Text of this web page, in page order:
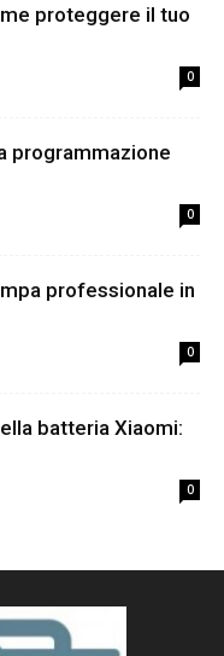
proteggere il tuo
0
programmazione
0
professionale in
0
batteria Xiaomi:
0